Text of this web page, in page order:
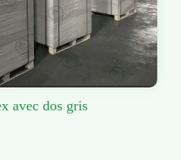
avec dos gris